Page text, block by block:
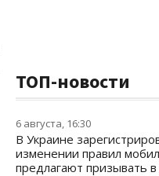
ТОП-новости
6 августа, 16:30
В Украине
изменении правил
предлагают призывать